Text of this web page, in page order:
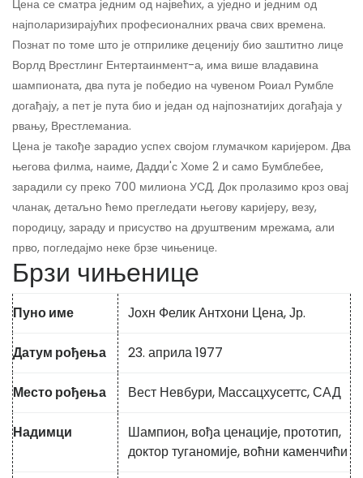
Цена се сматра једним од највећих, а уједно и једним од
најполаризирајућих професионалних рвача свих времена.
Познат по томе што је отприлике деценију био заштитно лице
Ворлд Врестлинг Ентертаинмент-а, има више владавина
шампионата, два пута је победио на чувеном Роиал Румбле
догађају, а пет је пута био и један од најпознатијих догађаја у
рвању, Врестлеманиа.
Цена је такође зарадио успех својом глумачком каријером. Два
његова филма, наиме, Дадди'с Хоме 2 и само Бумблебее,
зарадили су преко 700 милиона УСД. Док пролазимо кроз овај
чланак, детаљно ћемо прегледати његову каријеру, везу,
породицу, зараду и присуство на друштвеним мрежама, али
прво, погледајмо неке брзе чињенице.
Брзи чињенице
Пуно име Јохн Фелик Антхони Цена, Јр.
Датум рођења 23. априла 1977
Место рођења Вест Невбури, Массацхусеттс, САД
Надимци
Шампион, вођа ценације, прототип,
доктор туганомије, воћни каменчићи